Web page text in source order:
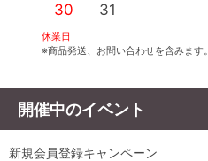
30 31
休業日
※商品発送、お問い合わせを含みます。
開催中のイベント
新規会員登録キャンペーン